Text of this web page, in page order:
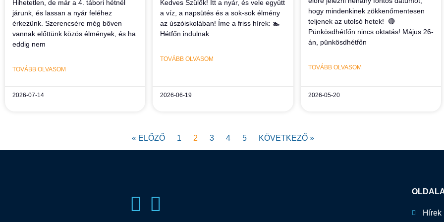
Hihetetlen, de már a 4. tábori hétnél
járunk, és lassan a nyár feléhez
érkezünk. Szerencsére még bőven
vannak előttünk közös élmények, és ha
eddig nem
TOVÁBB OLVASOM
2026-07-14
Kedves Szülők! Itt a nyár, és vele együtt
a víz, a napsütés és a sok-sok élmény
az úszóiskolában! Íme a friss hírek: 🏊
Hétfőn indulnak
TOVÁBB OLVASOM
2026-06-19
hogy mindenkinek zökkenőmentesen
teljenek az utolsó hetek! 🔴
Pünkösdhétfőn nincs oktatás! Május 26-
án, pünkösdhétfőn
TOVÁBB OLVASOM
2026-05-20
« ELŐZŐ 1 2 3 4 5 KÖVETKEZŐ »
Hírek